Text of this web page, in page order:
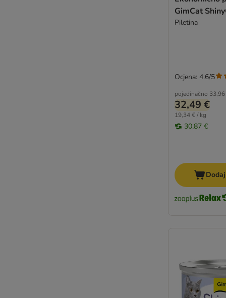
GimCat
Piletina
pojedinačno
32,49 €
19,34 € / kg
30,87 €
Ocjena: 4.6/5